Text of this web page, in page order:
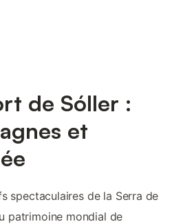
de Sóller :
et
spectaculaires de la Serra de
patrimoine mondial de